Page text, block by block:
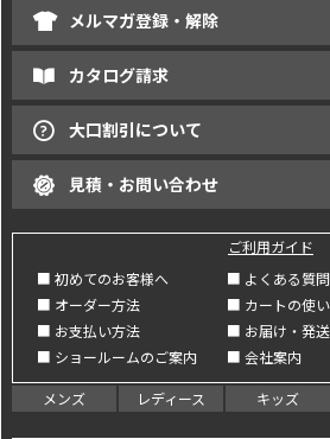
メルマガ登録・解除
カタログ請求
大口割引について
見積・お問い合わせ
ご利用ガイド
■ 初めてのお客様へ
■ よくある質問
■ オーダー方法
■ カートの使
■ お支払い方法
■ お届け・発送
■ ショールームのご案内
■ 会社案内
メンズ レディース キッズ